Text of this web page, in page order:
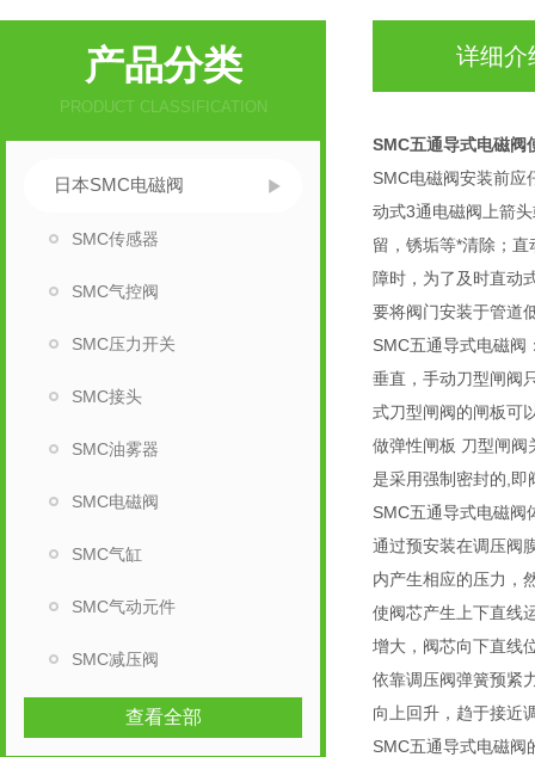
产品分类
PRODUCT CLASSIFICATION
日本SMC电磁阀
SMC传感器
SMC气控阀
SMC压力开关
SMC接头
SMC油雾器
SMC电磁阀
SMC气缸
SMC气动元件
SMC减压阀
查看全部
详细介
SMC五通导式电磁阀
SMC电磁阀安装前应
动式3通电磁阀上箭
留，锈垢等*清除；
障时，为了及时直动
要将阀门安装于管道
SMC五通导式电磁阀
垂直，手动刀型闸阀
式刀型闸阀的闸板可
做弹性闸板 刀型闸阀
是采用强制密封的,即
SMC五通导式电磁阀
通过预安装在调压阀
内产生相应的压力，
使阀芯产生上下直线
增大，阀芯向下直线
依靠调压阀弹簧预紧
向上回升，趋于接近
SMC五通导式电磁阀